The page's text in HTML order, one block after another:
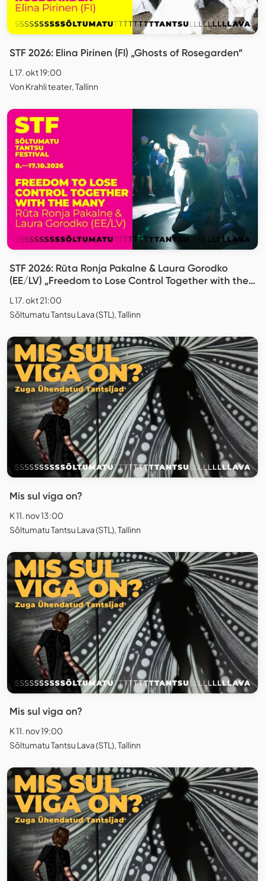
STF 2026: Elina Pirinen (FI) „Ghosts of Rosegarden“
L 17. okt 19:00
Von Krahli teater, Tallinn
STF 2026: Rūta Ronja Pakalne & Laura Gorodko
(EE/LV) „Freedom to Lose Control Together with the
L 17. okt 21:00
Sõltumatu Tantsu Lava (STL), Tallinn
Mis sul viga on?
K 11. nov 13:00
Sõltumatu Tantsu Lava (STL), Tallinn
Mis sul viga on?
K 11. nov 19:00
Sõltumatu Tantsu Lava (STL), Tallinn